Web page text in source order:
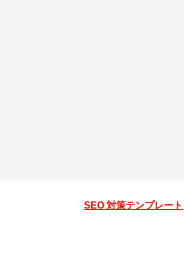
SEO 対策テンプレート